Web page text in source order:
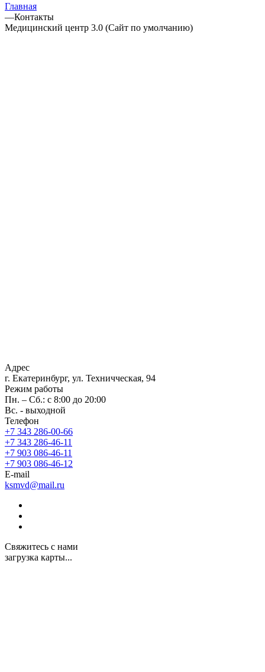
Главная
—Контакты
Медицинский центр 3.0 (Сайт по умолчанию)
Адрес
г. Екатеринбург, ул. Техничческая, 94
Режим работы
Пн. – Cб.: с 8:00 до 20:00
Вс. - выходной
Телефон
+7 343 286-00-66
+7 343 286-46-11
+7 903 086-46-11
+7 903 086-46-12
E-mail
ksmvd@mail.ru
Свяжитесь с нами
загрузка карты...